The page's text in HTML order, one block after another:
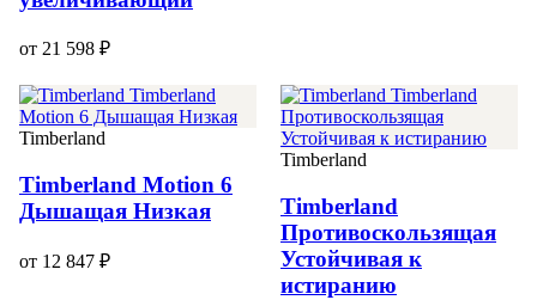
от 21 598 ₽
Timberland
Timberland Motion 6
Дышащая Низкая
от 12 847 ₽
Timberland
Timberland
Противоскользящая
Устойчивая к
истиранию